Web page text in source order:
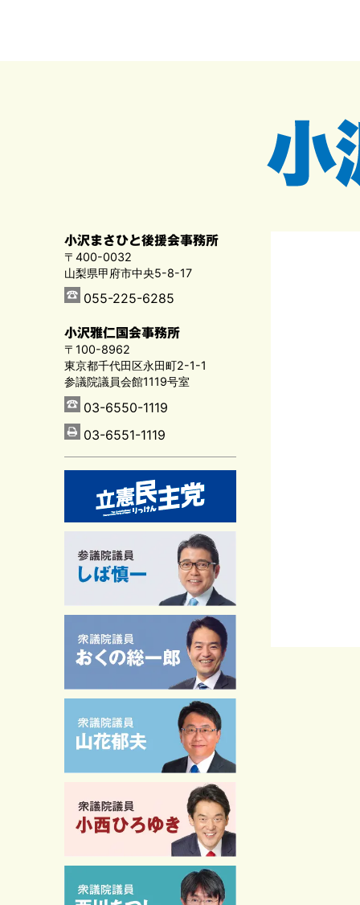
小沢まさひと後援会事務所
〒400-0032
山梨県甲府市中央5-8-17
055-225-6285
小沢雅仁国会事務所
〒100-8962
東京都千代田区永田町2-1-1
参議院議員会館1119号室
03-6550-1119
03-6551-1119